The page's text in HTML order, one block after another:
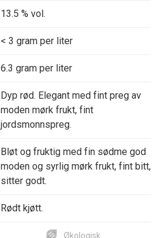
13.5 % vol.
< 3 gram per liter
6.3 gram per liter
Dyp rød. Elegant med fint preg av
moden mørk frukt, fint
jordsmonnspreg.
Bløt og fruktig med fin sødme god
moden og syrlig mørk frukt, fint bitt,
sitter godt.
Rødt kjøtt.
Økologisk